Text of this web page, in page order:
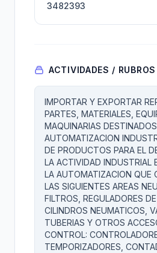
3482393
ACTIVIDADES / RUBROS
IMPORTAR Y EXPORTAR
PARTES, MATERIALES,
MAQUINARIAS
AUTOMATIZACION
DE PRODUCTOS PARA EL
LA ACTIVIDAD INDUSTRIAL
LA AUTOMATIZACION QUE
LAS SIGUIENTES AREAS
FILTROS, REGULADORES DE
CILINDROS NEUMATICOS,
TUBERIAS Y OTROS
CONTROL:
TEMPORIZADORES,